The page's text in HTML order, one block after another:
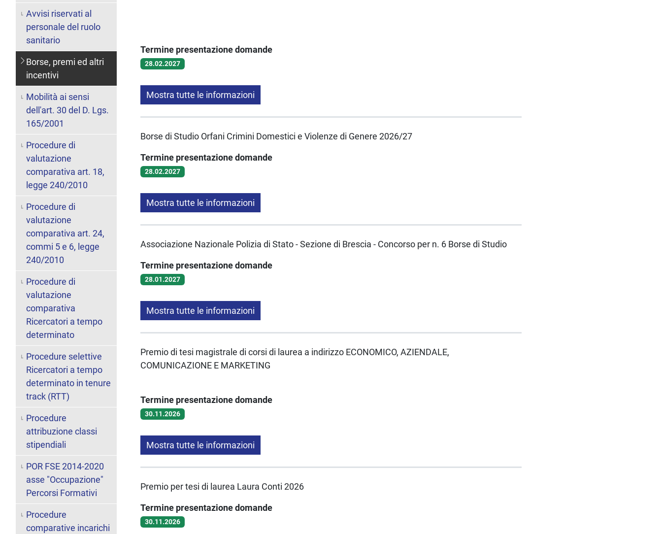
Termine presentazione domande
28.02.2027
Mostra tutte le informazioni
Borse di Studio Orfani Crimini Domestici e Violenze di Genere 2026/27
Termine presentazione domande
28.02.2027
Mostra tutte le informazioni
Associazione Nazionale Polizia di Stato - Sezione di Brescia - Concorso per n. 6 Borse di Studio
Termine presentazione domande
28.01.2027
Mostra tutte le informazioni
Premio di tesi magistrale di corsi di laurea a indirizzo ECONOMICO, AZIENDALE,
COMUNICAZIONE E MARKETING
Termine presentazione domande
30.11.2026
Mostra tutte le informazioni
Premio per tesi di laurea Laura Conti 2026
Termine presentazione domande
30.11.2026
Avvisi riservati al
personale del ruolo
sanitario
Borse, premi ed altri
incentivi
Mobilità ai sensi
dell'art. 30 del D. Lgs.
165/2001
Procedure di
valutazione
comparativa art. 18,
legge 240/2010
Procedure di
valutazione
comparativa art. 24,
commi 5 e 6, legge
240/2010
Procedure di
valutazione
comparativa
Ricercatori a tempo
determinato
Procedure selettive
Ricercatori a tempo
determinato in tenure
track (RTT)
Procedure
attribuzione classi
stipendiali
POR FSE 2014-2020
asse "Occupazione"
Percorsi Formativi
Procedure
comparative incarichi